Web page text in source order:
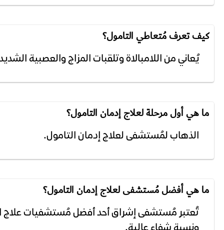
كيف تعرف مُتعاطي التامول؟
يُعاني من اللامبالاة وتلقبات المزاج والعصبية
ما هي أول مرحلة لعلاج إدمان التامول؟
الذهاب لمُستشفى لعلاج إدمان التامول.
ما هي أفضل مُستشفى لعلاج إدمان التامول؟
تُعتبر مُستشفى إشراق أحد أفضل مُستشفيات علاج